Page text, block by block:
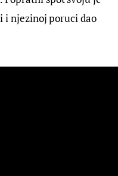
i njezinoj poruci dao